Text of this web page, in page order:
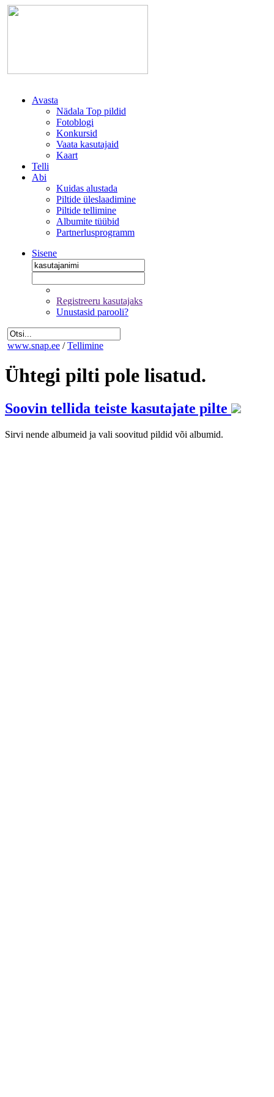
Avasta
Nädala Top pildid
Fotoblogi
Konkursid
Vaata kasutajaid
Kaart
Telli
Abi
Kuidas alustada
Piltide üleslaadimine
Piltide tellimine
Albumite tüübid
Partnerlusprogramm
Sisene
Registreeru kasutajaks
Unustasid parooli?
www.snap.ee / Tellimine
Ühtegi pilti pole lisatud.
Soovin tellida teiste kasutajate pilte
Sirvi nende albumeid ja vali soovitud pildid või albumid.